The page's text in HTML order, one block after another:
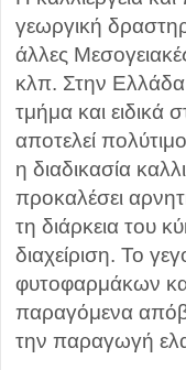
γεωργική
άλλες
κλπ. Στην Ελλάδα
τμήμα και
αποτελεί
η διαδικασία
προκαλέσει
τη διάρκεια του
διαχείριση. Το
φυτοφαρμάκων
παραγόμενα
την παραγωγή